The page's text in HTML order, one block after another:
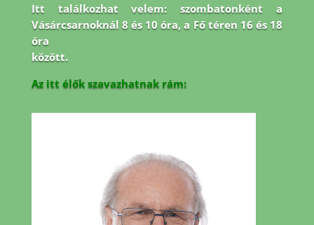
Itt találkozhat velem: szombatonként a
Vásárcsarnoknál 8 és 10 óra, a Fő téren 16 és 18
óra
között.
Az itt élők szavazhatnak rám: